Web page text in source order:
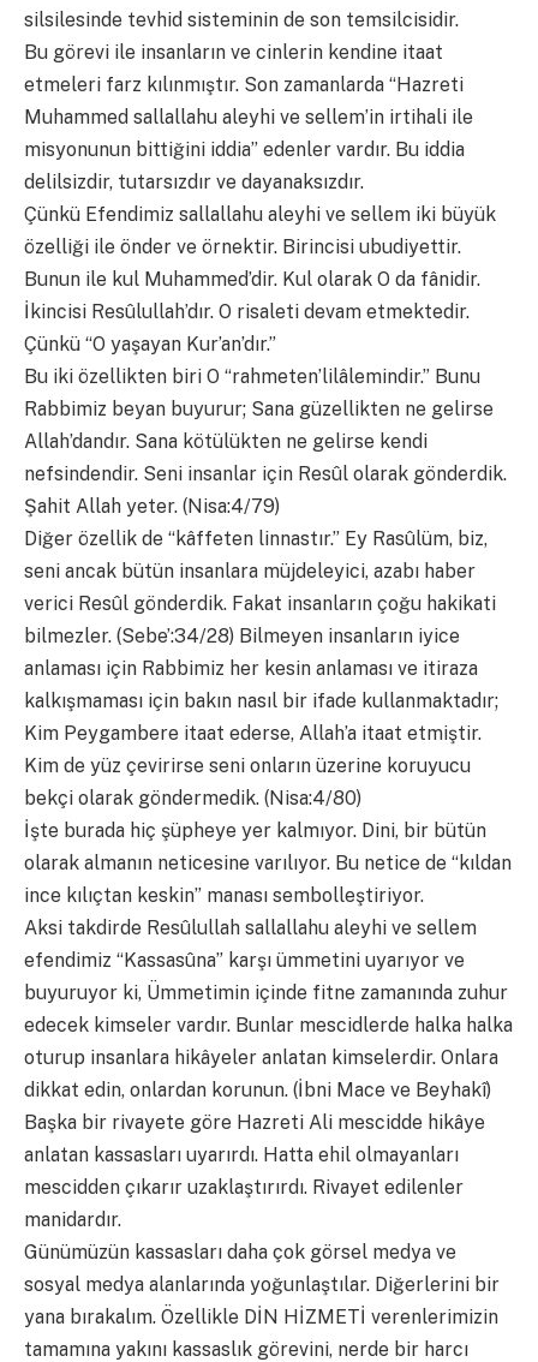
silsilesinde tevhid sisteminin de son temsilcisidir.
Bu görevi ile insanların ve cinlerin kendine itaat
etmeleri farz kılınmıştır. Son zamanlarda “Hazreti
Muhammed sallallahu aleyhi ve sellem’in irtihali ile
misyonunun bittiğini iddia” edenler vardır. Bu iddia
delilsizdir, tutarsızdır ve dayanaksızdır.
Çünkü Efendimiz sallallahu aleyhi ve sellem iki büyük
özelliği ile önder ve örnektir. Birincisi ubudiyettir.
Bunun ile kul Muhammed’dir. Kul olarak O da fânidir.
İkincisi Resûlullah’dır. O risaleti devam etmektedir.
Çünkü “O yaşayan Kur’an’dır.”
Bu iki özellikten biri O “rahmeten’lilâlemindir.” Bunu
Rabbimiz beyan buyurur; Sana güzellikten ne gelirse
Allah’dandır. Sana kötülükten ne gelirse kendi
nefsindendir. Seni insanlar için Resûl olarak gönderdik.
Şahit Allah yeter. (Nisa:4/79)
Diğer özellik de “kâffeten linnastır.” Ey Rasûlüm, biz,
seni ancak bütün insanlara müjdeleyici, azabı haber
verici Resûl gönderdik. Fakat insanların çoğu hakikati
bilmezler. (Sebe’:34/28) Bilmeyen insanların iyice
anlaması için Rabbimiz her kesin anlaması ve itiraza
kalkışmaması için bakın nasıl bir ifade kullanmaktadır;
Kim Peygambere itaat ederse, Allah’a itaat etmiştir.
Kim de yüz çevirirse seni onların üzerine koruyucu
bekçi olarak göndermedik. (Nisa:4/80)
İşte burada hiç şüpheye yer kalmıyor. Dini, bir bütün
olarak almanın neticesine varılıyor. Bu netice de “kıldan
ince kılıçtan keskin” manası sembolleştiriyor.
Aksi takdirde Resûlullah sallallahu aleyhi ve sellem
efendimiz “Kassasûna” karşı ümmetini uyarıyor ve
buyuruyor ki, Ümmetimin içinde fitne zamanında zuhur
edecek kimseler vardır. Bunlar mescidlerde halka halka
oturup insanlara hikâyeler anlatan kimselerdir. Onlara
dikkat edin, onlardan korunun. (İbni Mace ve Beyhakî)
Başka bir rivayete göre Hazreti Ali mescidde hikâye
anlatan kassasları uyarırdı. Hatta ehil olmayanları
mescidden çıkarır uzaklaştırırdı. Rivayet edilenler
manidardır.
Günümüzün kassasları daha çok görsel medya ve
sosyal medya alanlarında yoğunlaştılar. Diğerlerini bir
yana bırakalım. Özellikle DİN HİZMETİ verenlerimizin
tamamına yakını kassaslık görevini, nerde bir harcı